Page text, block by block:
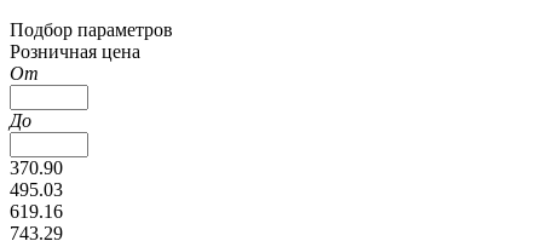
Подбор параметров
Розничная цена
От
До
370.90
495.03
619.16
743.29